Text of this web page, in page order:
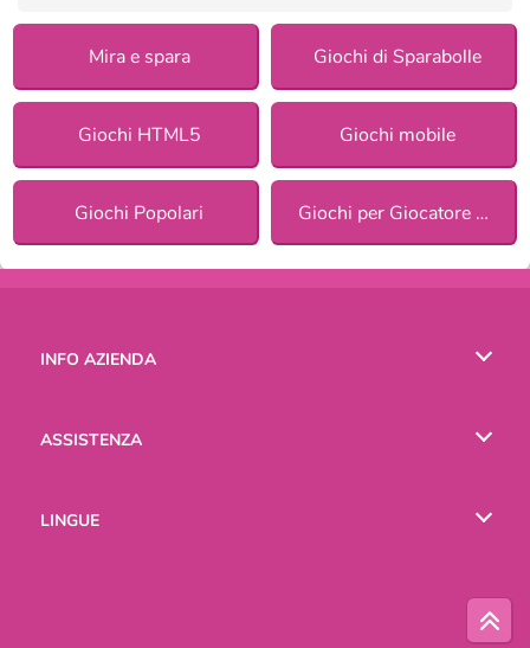
Mira e spara Giochi di Sparabolle
Giochi HTML5 Giochi mobile
Giochi Popolari Giochi per Giocatore Singolo
INFO AZIENDA
ASSISTENZA
LINGUE